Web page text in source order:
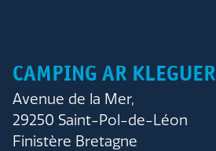
CAMPING AR KLEGUER
Avenue de la Mer,
29250 Saint-Pol-de-Léon
Finistère Bretagne